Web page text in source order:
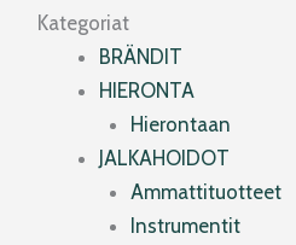
Kategoriat
BRÄNDIT
HIERONTA
Hierontaan
JALKAHOIDOT
Ammattituotteet
Instrumentit